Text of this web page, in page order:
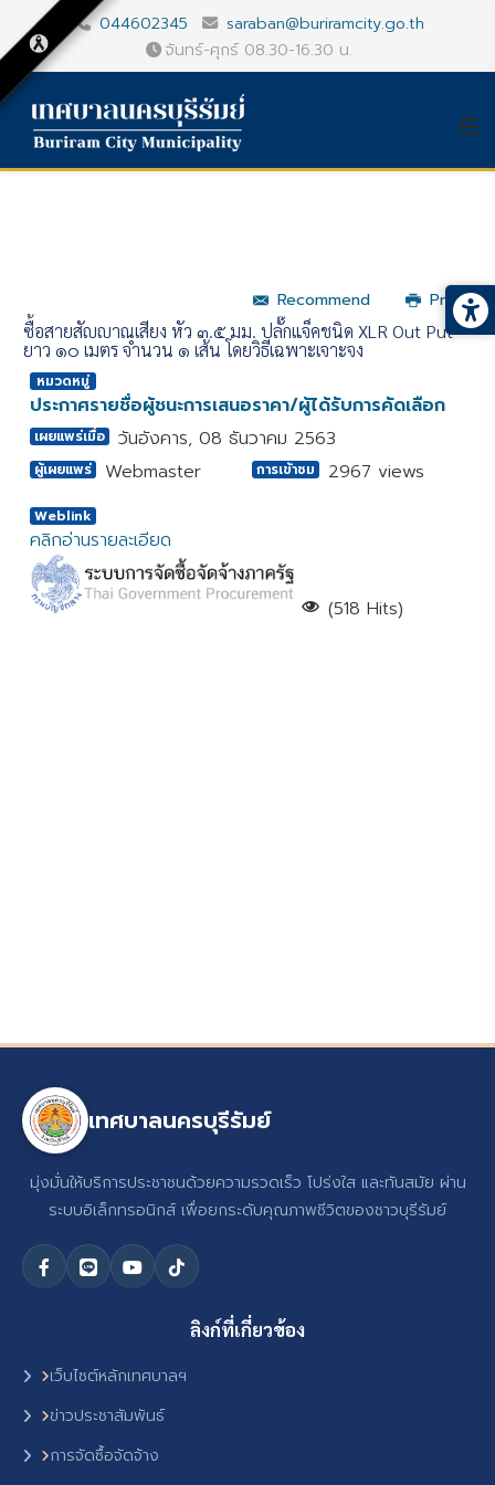
044602345
saraban@buriramcity.go.th
จันทร์-ศุกร์ 08.30-16.30 น.
Recommend
Print
ซื้อสายสัญญาณเสียง หัว ๓.๕ มม. ปลั๊กแจ็คชนิด XLR Out Put
ยาว ๑๐ เมตร จำนวน ๑ เส้น โดยวิธีเฉพาะเจาะจง
หมวดหมู่
ประกาศรายชื่อผู้ชนะการเสนอราคา/ผู้ได้รับการคัดเลือก
เผยแพร่เมื่อ วันอังคาร, 08 ธันวาคม 2563
ผู้เผยแพร่ Webmaster การเข้าชม 2967 views
Weblink
คลิกอ่านรายละเอียด
(518 Hits)
เทศบาลนครบุรีรัมย์
มุ่งมั่นให้บริการประชาชนด้วยความรวดเร็ว โปร่งใส และทันสมัย ผ่าน
ระบบอิเล็กทรอนิกส์ เพื่อยกระดับคุณภาพชีวิตของชาวบุรีรัมย์
ลิงก์ที่เกี่ยวข้อง
เว็บไซต์หลักเทศบาลฯ
ข่าวประชาสัมพันธ์
การจัดซื้อจัดจ้าง